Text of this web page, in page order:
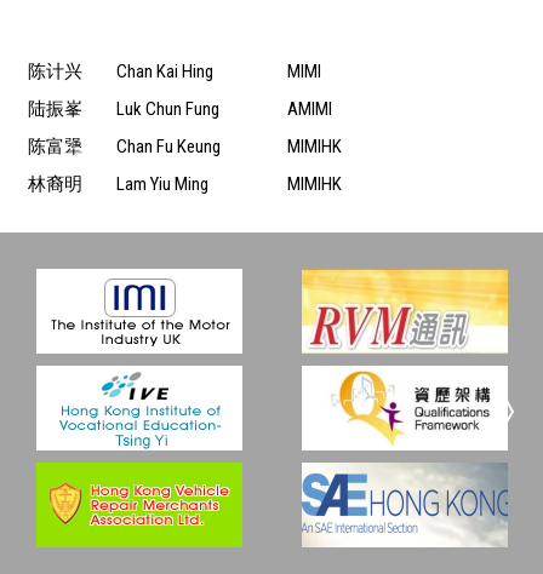
陈计兴 Chan Kai Hing
MIMI
陆振峯
Luk Chun Fung
AMIMI
陈富犟
Chan Fu Keung
MIMIHK
林裔明
Lam Yiu Ming MIMIHK